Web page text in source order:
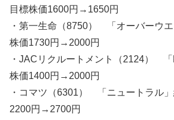
目標株価1600円→1650円
・第一生命（8750） 「オーバーウ
株価1730円→2000円
・JACリクルートメント（2124）
株価1400円→2000円
・コマツ（6301） 「ニュートラル
2200円→2700円